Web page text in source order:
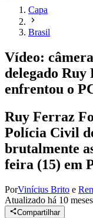
Capa
Brasil
Vídeo:
delegado Ruy
enfrentou o
Ruy Ferraz
Polícia Civil
brutalmente
feira (15) em
PorVinícius Brito e
Atualizado há 10 meses
Compartilhar